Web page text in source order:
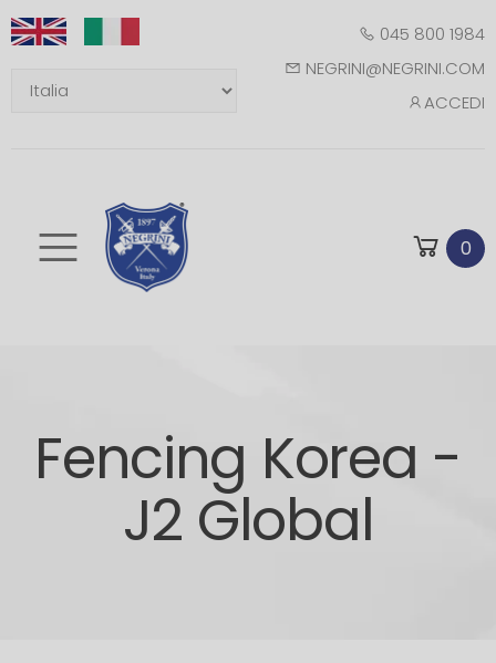
045 800 1984
NEGRINI@NEGRINI.COM
ACCEDI
Toggle mobile 0
Fencing Korea -
J2 Global